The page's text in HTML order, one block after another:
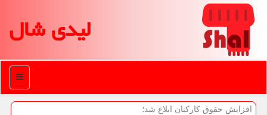
لیدی شال
منو
افزایش حقوق كاركنان ابلاغ شد؛